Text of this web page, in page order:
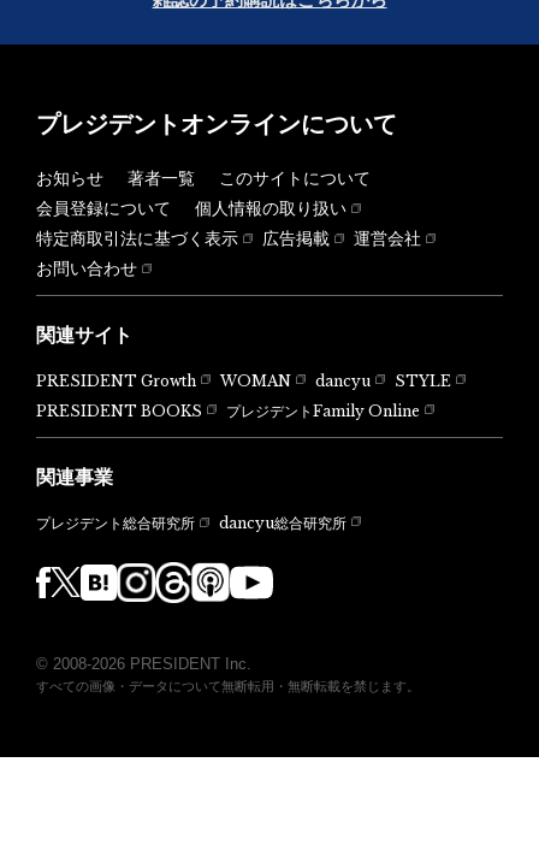
プレジデントオンラインについて
お知らせ 著者一覧
このサイトについて
会員登録について
個人情報の取り扱い
特定商取引法に基づく表示
広告掲載
運営会社
お問い合わせ
関連サイト
PRESIDENT Growth WOMAN dancyu
STYLE
PRESIDENT BOOKS
プレジデントFamily Online
関連事業
プレジデント総合研究所 dancyu総合研究所
© 2008-2026 PRESIDENT Inc.
すべての画像・データについて無断転用・無断転載を禁じます。